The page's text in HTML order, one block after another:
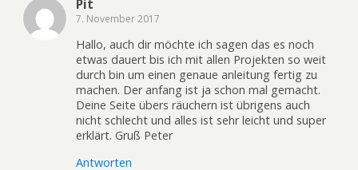
Pit
7. November 2017
Hallo, auch dir möchte ich sagen das es noch
etwas dauert bis ich mit allen Projekten so weit
durch bin um einen genaue anleitung fertig zu
machen. Der anfang ist ja schon mal gemacht.
Deine Seite übers räuchern ist übrigens auch
nicht schlecht und alles ist sehr leicht und super
erklärt. Gruß Peter
Antworten